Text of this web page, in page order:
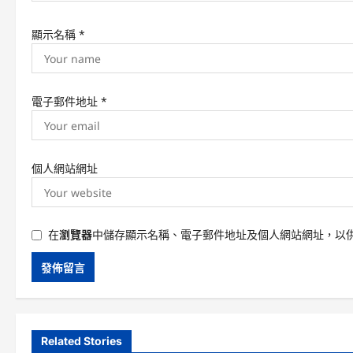
顯示名稱 *
電子郵件地址 *
個人網站網址
在瀏覽器中儲存顯示名稱、電子郵件地址及個人網站網址，以
Related Stories